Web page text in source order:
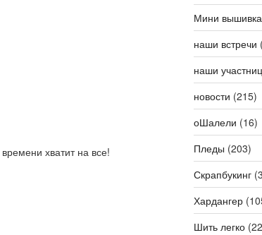
хватит на все!
Мини вышивка
наши встречи
наши
новости (215)
оШалели (16)
Пледы (203)
Скрапбукинг
Хардангер
Шить легко